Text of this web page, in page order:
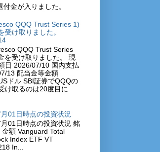
付金が入りました。
QQQ Trust Series 1)
受け取りました。
QQQ Trust Series
を受け取りました。 現
日 2026/07/10 国内支払
13 配当金等金額
ドル SBI証券でQQQの
け取るのは20度目に
01日時点の投資状況
01日時点の投資状況 銘
額 Vanguard Total
Index ETF VT
In...